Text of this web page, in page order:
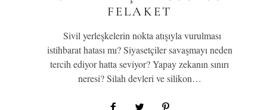
FELAKET
Sivil yerleşkelerin nokta atışıyla vurulması
istihbarat hatası mı? Siyasetçiler savaşmayı neden
tercih ediyor hatta seviyor? Yapay zekanın sınırı
neresi? Silah devleri ve silikon…